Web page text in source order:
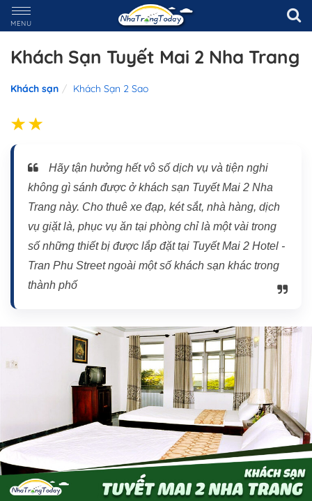
MENU
Khách Sạn Tuyết Mai 2 Nha Trang
Khách sạn Khách Sạn 2 Sao
Hãy tận hưởng hết vô số dịch vụ và tiện nghi
không gì sánh được ở khách sạn Tuyết Mai 2 Nha
Trang này. Cho thuê xe đạp, két sắt, nhà hàng, dịch
vụ giặt là, phục vụ ăn tại phòng chỉ là một vài trong
số những thiết bị được lắp đặt tại Tuyết Mai 2 Hotel -
Tran Phu Street ngoài một số khách sạn khác trong
thành phố